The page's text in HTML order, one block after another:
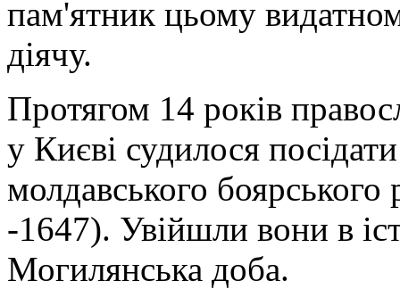
пам'ятник цьому
діячу.
Протягом 14 років
у Києві судилося
молдавського
-1647). Увійшли вони в
Могилянська доба.